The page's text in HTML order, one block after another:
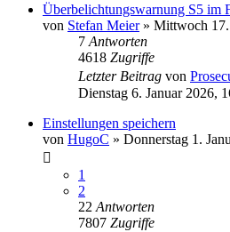
Überbelichtungswarnung S5 im
von Stefan Meier» Mittwoch 17.
7 Antworten
4618 Zugriffe
Letzter Beitrag von
Dienstag 6. Januar 2026,
Einstellungen speichern
von HugoC » Donnerstag 1.
1
2
22 Antworten
7807 Zugriffe